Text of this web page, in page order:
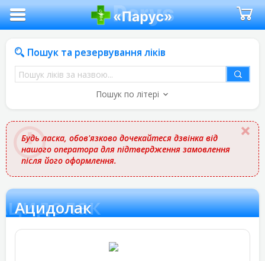
Пошук та резервування ліків
Пошук
ліків
назвою
Пошук по літері
Будь ласка, обов'язково дочекайтеся дзвінка від
нашого оператора для підтвердження замовлення
після його оформлення.
Ацидолак